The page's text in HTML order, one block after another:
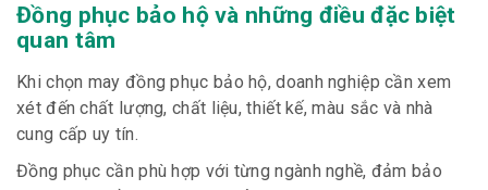
Đồng phục bảo hộ và những điều đặc biệt
quan tâm
Khi chọn may đồng phục bảo hộ, doanh nghiệp cần xem
xét đến chất lượng, chất liệu, thiết kế, màu sắc và nhà
cung cấp uy tín.
Đồng phục cần phù hợp với từng ngành nghề, đảm bảo